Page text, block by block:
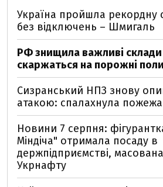
Україна пройшла рекордну
без відключень – Шмигаль
РФ знищила важливі
скаржаться на порожні
Сизранський НПЗ знову
атакою: спалахнула пожежа
Новини 7 серпня:
Міндіча" отримала посаду в
держпідприємстві,
Укрнафту